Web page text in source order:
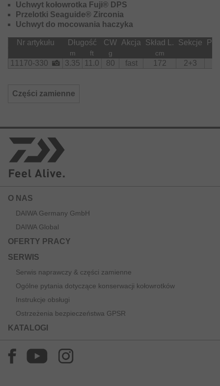
Uchwyt kołowrotka Fuji® DPS
Przelotki Seaguide® Zirconia
Uchwyt do mocowania haczyka
Nr artykułu Długość CW Akcja Skład L. Sekcje
m ft g cm
11170-330 3.35 11.0 80 fast 172 2+3
Części zamienne
O NAS
DAIWA Germany GmbH
DAIWA Global
OFERTY PRACY
SERWIS
Serwis naprawczy & części zamienne
Ogólne pytania dotyczące konserwacji kołowrotków
Instrukcje obsługi
Ostrzeżenia bezpieczeństwa GPSR
KATALOGI